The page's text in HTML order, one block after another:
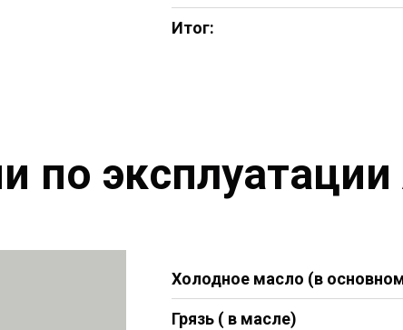
Итог:
по
Холодное масло (в
Грязь ( в масле)